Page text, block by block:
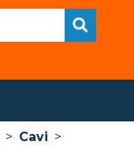
> Cavi >